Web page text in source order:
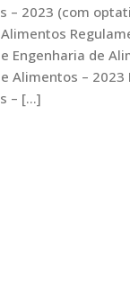
– 2023 (com
Engenharia de
Alimentos –
– […]